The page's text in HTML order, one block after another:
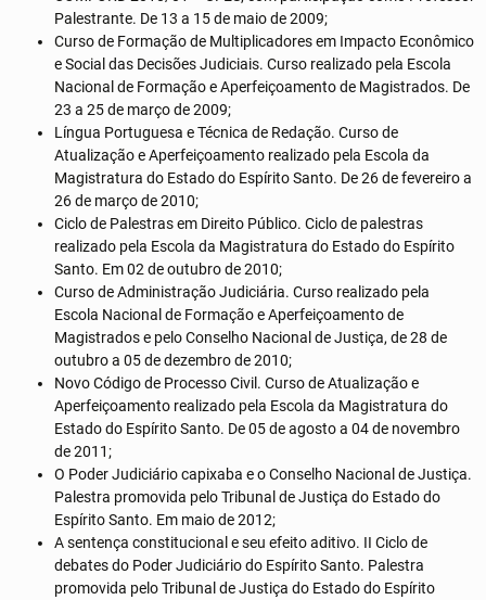
Palestrante. De 13 a 15 de maio de 2009;
Curso de Formação de Multiplicadores em Impacto Econômico
e Social das Decisões Judiciais. Curso realizado pela Escola
Nacional de Formação e Aperfeiçoamento de Magistrados. De
23 a 25 de março de 2009;
Língua Portuguesa e Técnica de Redação. Curso de
Atualização e Aperfeiçoamento realizado pela Escola da
Magistratura do Estado do Espírito Santo. De 26 de fevereiro a
26 de março de 2010;
Ciclo de Palestras em Direito Público. Ciclo de palestras
realizado pela Escola da Magistratura do Estado do Espírito
Santo. Em 02 de outubro de 2010;
Curso de Administração Judiciária. Curso realizado pela
Escola Nacional de Formação e Aperfeiçoamento de
Magistrados e pelo Conselho Nacional de Justiça, de 28 de
outubro a 05 de dezembro de 2010;
Novo Código de Processo Civil. Curso de Atualização e
Aperfeiçoamento realizado pela Escola da Magistratura do
Estado do Espírito Santo. De 05 de agosto a 04 de novembro
de 2011;
O Poder Judiciário capixaba e o Conselho Nacional de Justiça.
Palestra promovida pelo Tribunal de Justiça do Estado do
Espírito Santo. Em maio de 2012;
A sentença constitucional e seu efeito aditivo. II Ciclo de
debates do Poder Judiciário do Espírito Santo. Palestra
promovida pelo Tribunal de Justiça do Estado do Espírito